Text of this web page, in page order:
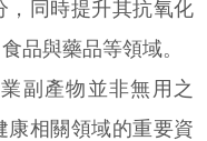
，同時提升其抗氧化
品與藥品等領域。
產物並非無用之
康相關領域的重要資